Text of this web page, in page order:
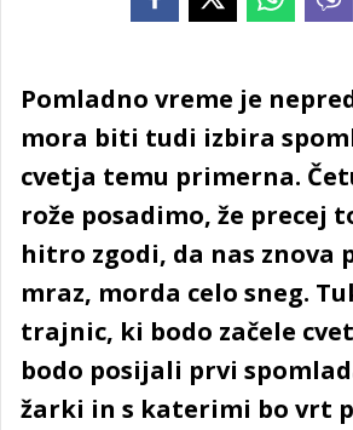
Pomladno vreme je
mora biti tudi izbira
cvetja temu primerna.
rože posadimo, že precej
hitro zgodi, da nas znova
mraz, morda celo sneg.
trajnic, ki bodo začele
bodo posijali prvi
žarki in s katerimi bo vrt